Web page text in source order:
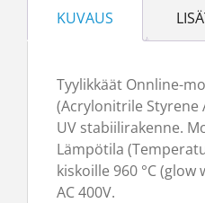
KUVAUS
Tyylikkäät Onnline-
(Acrylonitrile Styrene
UV stabiilirakenne.
Lämpötila
kiskoille 960 °C
AC 400V.